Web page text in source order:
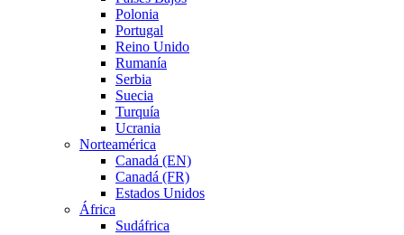
Polonia
Portugal
Reino Unido
Rumanía
Serbia
Suecia
Turquía
Ucrania
Norteamérica
Canadá (EN)
Canadá (FR)
Estados Unidos
África
Sudáfrica